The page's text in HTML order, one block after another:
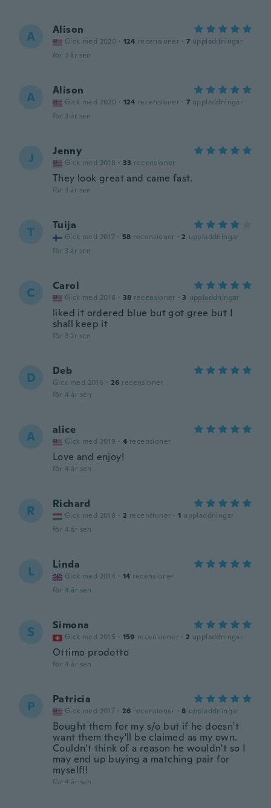
A Alison
Gick med 2020 · 124 recensioner · 7 uppladdningar
för 3 år sen
A Alison
Gick med 2020 · 124 recensioner · 7 uppladdningar
för 3 år sen
J Jenny
Gick med 2018 · 33 recensioner
They look great and came fast.
för 3 år sen
T Tuija
Gick med 2017 · 58 recensioner · 2 uppladdningar
för 3 år sen
C Carol
Gick med 2016 · 38 recensioner · 3 uppladdningar
liked it ordered blue but got gree but I
shall keep it
för 3 år sen
D Deb
Gick med 2016 · 26 recensioner
för 4 år sen
A alice
Gick med 2019 · 4 recensioner
Love and enjoy!
för 4 år sen
R Richard
Gick med 2018 · 2 recensioner · 1 uppladdningar
för 4 år sen
L Linda
Gick med 2014 · 14 recensioner
för 4 år sen
S Simona
Gick med 2015 · 159 recensioner · 2 uppladdningar
Ottimo prodotto
för 4 år sen
P Patricia
Gick med 2017 · 26 recensioner · 8 uppladdningar
Bought them for my s/o but if he doesn't
want them they'll be claimed as my own.
Couldn't think of a reason he wouldn't so I
may end up buying a matching pair for
myself!!
för 4 år sen